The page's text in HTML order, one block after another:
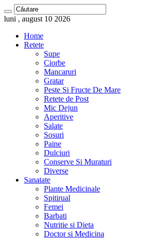
luni , august 10 2026
Home
Retete
Supe
Ciorbe
Mancaruri
Gratar
Peste Si Fructe De Mare
Retete de Post
Mic Dejun
Aperitive
Salate
Sosuri
Paine
Dulciuri
Conserve Si Muraturi
Diverse
Sanatate
Plante Medicinale
Spitirual
Femei
Barbati
Nutritie si Dieta
Doctor si Medicina